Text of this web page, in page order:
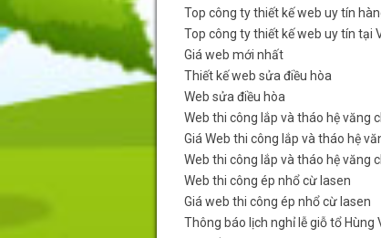
Top công ty thiết kế web uy tín
Top công ty thiết kế web uy tín tại
Giá web mới nhất
Thiết kế web sửa điều hòa
Web sửa điều hòa
Web thi công lắp và tháo hệ văng
Giá Web thi công lắp và tháo hệ
Web thi công lắp và tháo hệ văng
Web thi công ép nhổ cừ lasen
Giá web thi công ép nhổ cừ lasen
Thông báo lịch nghỉ lễ giỗ tổ